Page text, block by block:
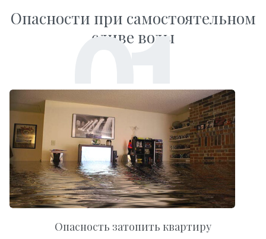
Опасности при самостоятельном
сливе воды
Опасность затопить квартиру